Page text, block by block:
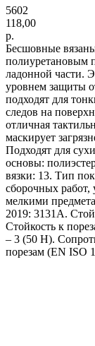
5602
118,00
р.
Бесшовные
полиуретановым
ладонной части.
уровнем защиты
подходят для
следов на
отличная
маскирует
Подходят для
основы:
вязки: 13. Тип
сборочных работ,
мелкими
2019: 3131А.
Стойкость к
– 3 (50 Н).
порезам (EN ISO